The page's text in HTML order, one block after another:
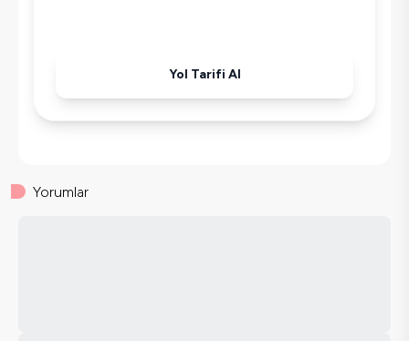
Yol Tarifi Al
Yorumlar